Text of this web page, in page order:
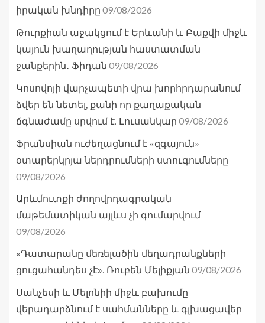
իրական խնդիրը 09/08/2026
Թուրքիան աջակցում է Երևանի և Բաքվի միջև
կայուն խաղաղության հաստատման
ջանքերին․ Ֆիդան 09/08/2026
Կոսովոյի վարչապետի վրա խորհրդարանում
ձվեր են նետել, քանի որ քաղաքական
ճգնաժամը սրվում է. Լուսանկար 09/08/2026
Ֆրանսիան ուժեղացնում է «զգայուն»
օտարերկրյա ներդրումների ստուգումները
09/08/2026
Արևմուտքի ժողովրդագրական
մաթեմատիկան այլևս չի գումարվում
09/08/2026
«Դատարանը մեռելածին մեղադրանքների
ցուցահանդես չէ». Ռուբեն Մելիքյան 09/08/2026
Սանչեսի և Մելոնիի միջև բախումը
վերադարձնում է սահմանները և գլխացավեր